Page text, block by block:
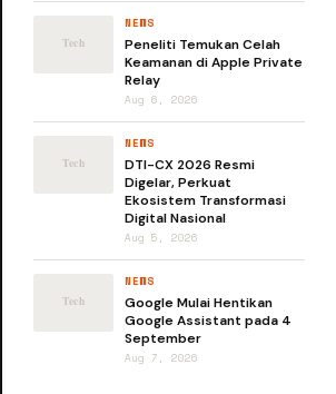
NEWS
Peneliti Temukan Celah
Keamanan di Apple Private
Relay
Aug 6, 2026
NEWS
DTI-CX 2026 Resmi
Digelar, Perkuat
Ekosistem Transformasi
Digital Nasional
Aug 5, 2026
NEWS
Google Mulai Hentikan
Google Assistant pada 4
September
Aug 7, 2026